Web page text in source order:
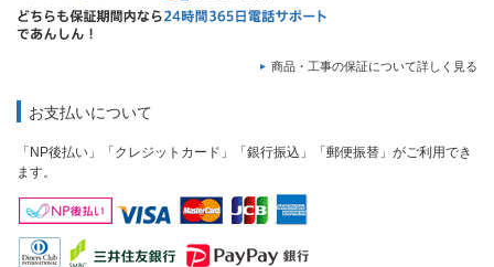
商品・工事の保証について詳しく見る
お支払いについて
「NP後払い」「クレジットカード」「銀行振込」「郵便振替」がご利用でき
ます。